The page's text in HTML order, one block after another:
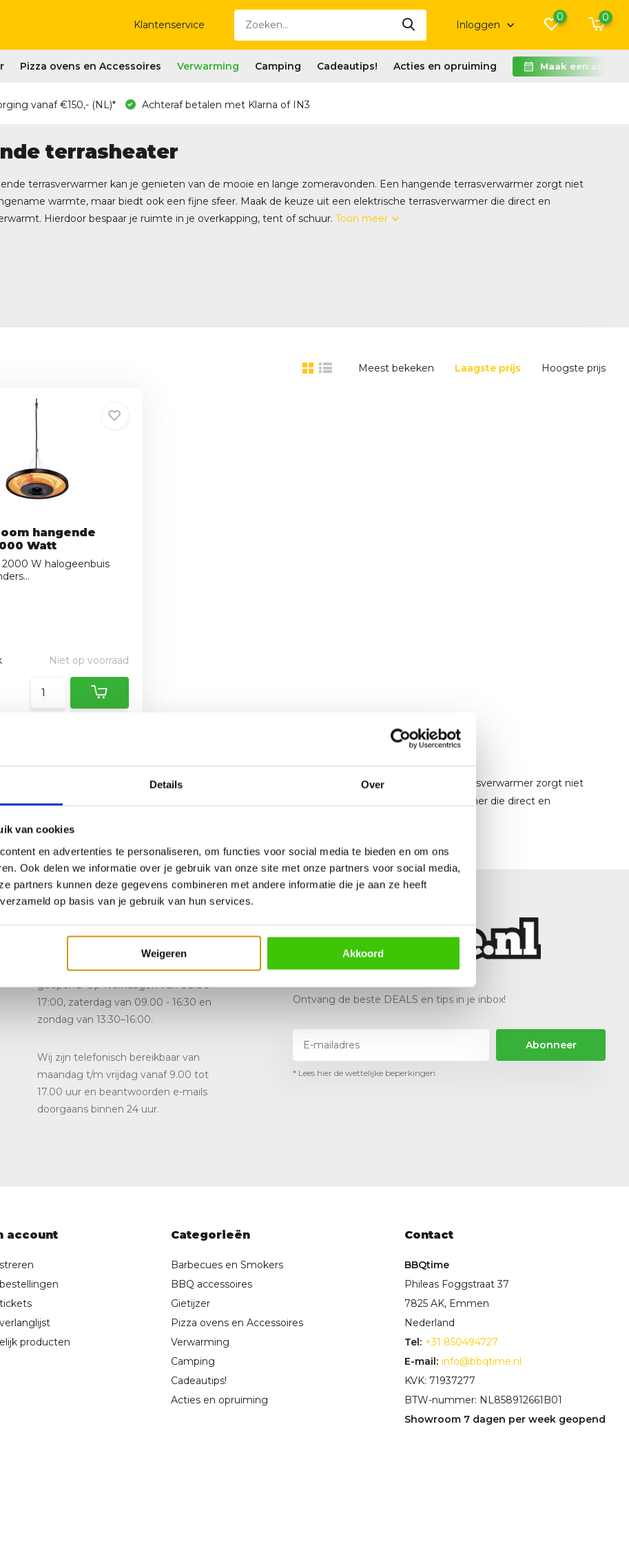
Details Over
van cookies
en advertenties te personaliseren, om functies voor social media te bieden en om ons
Ook delen we informatie over je gebruik van onze site met onze partners voor social media,
partners kunnen deze gegevens combineren met andere informatie die je aan ze heeft
op basis van je gebruik van hun services.
Weigeren Akkoord
Klantenservice Inloggen
0 0
Pizza ovens en Accessoires Verwarming Camping Cadeautips! Acties en opruiming Maak een
vanaf €150,- (NL)* Achteraf betalen met Klarna of IN3
terrasheater
terrasverwarmer kan je genieten van de mooie en lange zomeravonden. Een hangende terrasverwarmer zorgt niet
warmte, maar biedt ook een fijne sfeer. Maak de keuze uit een elektrische terrasverwarmer die direct en
Hierdoor bespaar je ruimte in je overkapping, tent of schuur. Toon meer
Meest bekeken Laagste prijs Hoogste prijs
hangende
Watt
2000 W halogeenbuis
Niet op voorraad
terrasverwarmer kan je genieten van de mooie en lange zomeravonden. Een hangende terrasverwarmer zorgt niet
warmte, maar biedt ook een fijne sfeer. Maak de keuze uit een elektrische terrasverwarmer die direct en
Showroom en
Klantenservice
Onze showroom is 7 dagen per week
geopend. Op werkdagen van 08:00 -
17:00, zaterdag van 09.00 - 16:30 en
zondag van 13:30–16:00.
Wij zijn telefonisch bereikbaar van
maandag t/m vrijdag vanaf 9.00 tot
17.00 uur en beantwoorden e-mails
doorgaans binnen 24 uur.
Ontvang de beste DEALS en tips in je inbox!
Abonneer
* Lees hier de wettelijke beperkingen
account
producten
Categorieën
Barbecues en Smokers
BBQ accessoires
Gietijzer
Pizza ovens en Accessoires
Verwarming
Camping
Cadeautips!
Acties en opruiming
Contact
BBQtime
Phileas Foggstraat 37
7825 AK, Emmen
Nederland
Tel: +31 850494727
E-mail: info@bbqtime.nl
KVK: 71937277
BTW-nummer: NL858912661B01
Showroom 7 dagen per week geopend